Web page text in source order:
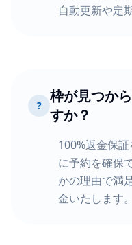
自動更新や定
?
枠が見つか
すか？
100%返金保
に予約を確保
かの理由で満
金いたします。